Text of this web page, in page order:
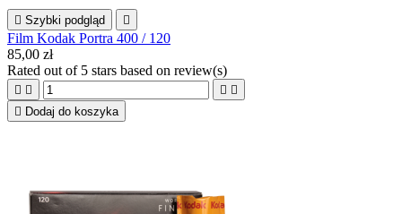
 Szybki podgląd 
Film Kodak Portra 400 / 120
85,00 zł
Rated out of 5 stars based on review(s)
   
 Dodaj do koszyka